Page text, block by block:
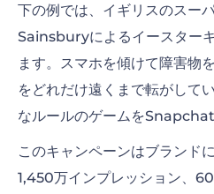
下の例では、イギリスのスー
Sainsburyによるイースター
ます。スマホを傾けて障害物
をどれだけ遠くまで転がして
なルールのゲームをSnapchat
このキャンペーンはブランド
1,450万インプレッション、